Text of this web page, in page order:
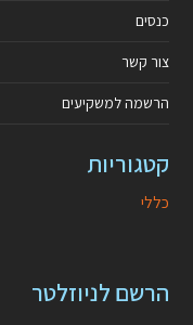
כנסים
צור קשר
הרשמה למשקיעים
קטגוריות
כללי
הרשם לניוזלטר